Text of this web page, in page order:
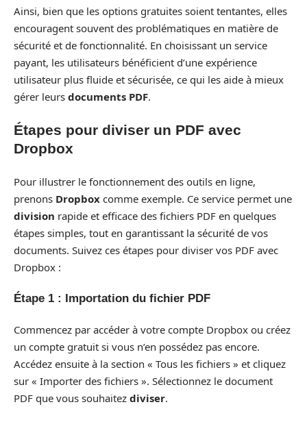
Ainsi, bien que les options gratuites soient tentantes, elles
encouragent souvent des problématiques en matière de
sécurité et de fonctionnalité. En choisissant un service
payant, les utilisateurs bénéficient d’une expérience
utilisateur plus fluide et sécurisée, ce qui les aide à mieux
gérer leurs documents PDF.
Étapes pour diviser un PDF avec
Dropbox
Pour illustrer le fonctionnement des outils en ligne,
prenons Dropbox comme exemple. Ce service permet une
division rapide et efficace des fichiers PDF en quelques
étapes simples, tout en garantissant la sécurité de vos
documents. Suivez ces étapes pour diviser vos PDF avec
Dropbox :
Étape 1 : Importation du fichier PDF
Commencez par accéder à votre compte Dropbox ou créez
un compte gratuit si vous n’en possédez pas encore.
Accédez ensuite à la section « Tous les fichiers » et cliquez
sur « Importer des fichiers ». Sélectionnez le document
PDF que vous souhaitez diviser.